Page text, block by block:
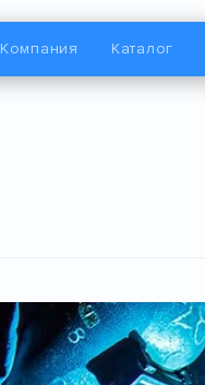
Компания Каталог